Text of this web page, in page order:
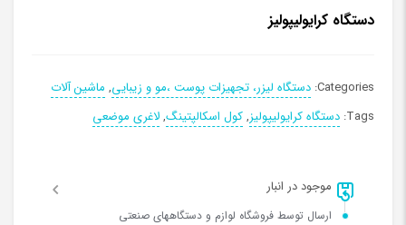
دستگاه کرایولیپولیز
Categories: دستگاه لیزر، تجهیزات پوست ،مو و زیبایی, ماشین آلات
Tags: دستگاه کرایولیپولیز,کول اسکالپتینگ,لاغری موضعی
موجود در انبار
ارسال توسط فروشگاه لوازم و دستگاههای صنعتی